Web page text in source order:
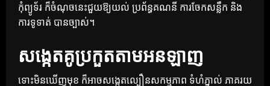
កុំព្យូទ័រ ក៏ចំណុចនេះជួយឱ្យយល់ ប្រព័ន្ធគណនី ការចែកសន្លឹក និង
ការទូទាត់ បានច្បាស់។
សង្កេតគូប្រកួតតាមអនឡាញ
ទោះមិនឃើញមុខ ក៏អាចសង្កេតល្បឿនសកម្មភាព ទំហំភ្នាល់ ភាគរយ